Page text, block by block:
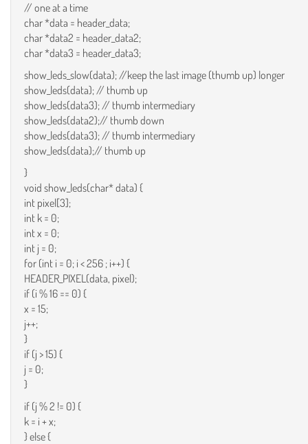
// one at a time
char *data = header_data;
char *data2 = header_data2;
char *data3 = header_data3;
show_leds_slow(data); //keep the last image (thumb up) longer
show_leds(data); // thumb up
show_leds(data3); // thumb intermediary
show_leds(data2);// thumb down
show_leds(data3); // thumb intermediary
show_leds(data);// thumb up
}
void show_leds(char* data) {
int pixel[3];
int k = 0;
int x = 0;
int j = 0;
for (int i = 0; i < 256 ; i++) {
HEADER_PIXEL(data, pixel);
if (i % 16 == 0) {
x = 15;
j++;
}
if (j > 15) {
j = 0;
}
if (j % 2 != 0) {
k = i + x;
} else {